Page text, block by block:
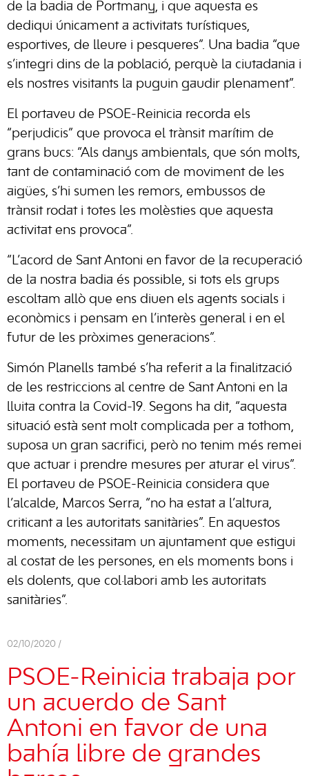
de la badia de Portmany, i que aquesta es
dediqui únicament a activitats turístiques,
esportives, de lleure i pesqueres”. Una badia “que
s’integri dins de la població, perquè la ciutadania i
els nostres visitants la puguin gaudir plenament”.
El portaveu de PSOE-Reinicia recorda els
“perjudicis” que provoca el trànsit marítim de
grans bucs: “Als danys ambientals, que són molts,
tant de contaminació com de moviment de les
aigües, s’hi sumen les remors, embussos de
trànsit rodat i totes les molèsties que aquesta
activitat ens provoca”.
“L’acord de Sant Antoni en favor de la recuperació
de la nostra badia és possible, si tots els grups
escoltam allò que ens diuen els agents socials i
econòmics i pensam en l’interès general i en el
futur de les pròximes generacions”.
Simón Planells també s’ha referit a la finalització
de les restriccions al centre de Sant Antoni en la
lluita contra la Covid-19. Segons ha dit, “aquesta
situació està sent molt complicada per a tothom,
suposa un gran sacrifici, però no tenim més remei
que actuar i prendre mesures per aturar el virus”.
El portaveu de PSOE-Reinicia considera que
l’alcalde, Marcos Serra, “no ha estat a l’altura,
criticant a les autoritats sanitàries”. En aquestos
moments, necessitam un ajuntament que estigui
al costat de les persones, en els moments bons i
els dolents, que col·labori amb les autoritats
sanitàries”.
02/10/2020 /
PSOE-Reinicia trabaja por
un acuerdo de Sant
Antoni en favor de una
bahía libre de grandes